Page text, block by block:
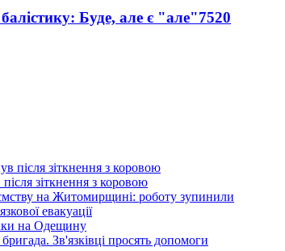
Буде, але є "але"7520
зіткнення з коровою
на Житомирщині: роботу зупинили
евакуації
на Одещину
Зв'язківці просять допомоги